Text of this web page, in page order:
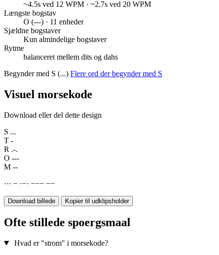
~4.5s ved 12 WPM · ~2.7s ved 20 WPM
Længste bogstav
O (---) · 11 enheder
Sjældne bogstaver
Kun almindelige bogstaver
Rytme
balanceret mellem dits og dahs
Begynder med S (...) Flere ord der begynder med S
Visuel morsekode
Download eller del dette design
S ...
T -
R .-.
O ---
M --
··· − ·−· −−− −−
Download billede Kopier til udklipsholder
Ofte stillede spoergsmaal
Hvad er "strom" i morsekode?